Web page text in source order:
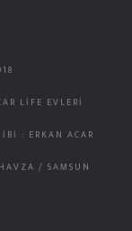
LIFE EVLERI
: ERKAN ACAR
/ SAMSUN